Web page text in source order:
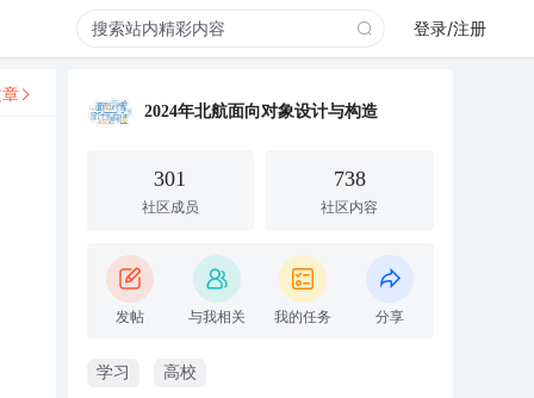
登录/注册
2024年北航面向对象设计与构造
301
社区成员
738
社区内容
发帖 与我相关 我的任务 分享
学习 高校